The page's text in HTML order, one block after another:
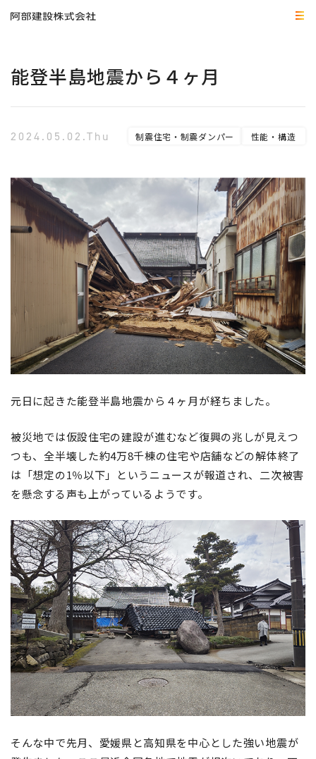
能登半島地震から４ヶ月
2024.05.02.Thu 制震住宅・制震ダンパー 性能・構造
元日に起きた能登半島地震から４ヶ月が経ちました。
被災地では仮設住宅の建設が進むなど復興の兆しが見えつ
つも、全半壊した約4万8千棟の住宅や店舗などの解体終了
は「想定の1％以下」というニュースが報道され、二次被害
を懸念する声も上がっているようです。
そんな中で先月、愛媛県と高知県を中心とした強い地震が